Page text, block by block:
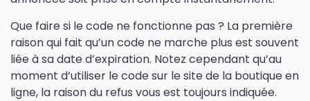
Que faire si le code ne fonctionne pas ? La première
raison qui fait qu’un code ne marche plus est souvent
liée à sa date d’expiration. Notez cependant qu’au
moment d’utiliser le code sur le site de la boutique en
ligne, la raison du refus vous est toujours indiquée.